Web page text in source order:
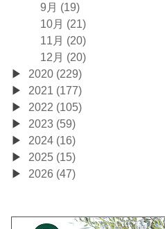
9月 (19)
10月 (21)
11月 (20)
12月 (20)
2020 (229)
2021 (177)
2022 (105)
2023 (59)
2024 (16)
2025 (15)
2026 (47)